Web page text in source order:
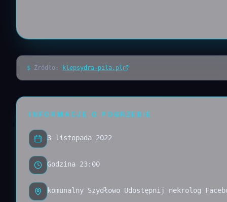
$ Źródło: klepsydra-pila.pl
INFORMACJE O POGRZEBIE
3 listopada 2022
Godzina 23:00
komunalny Szydłowo Udostępnij nekrolog